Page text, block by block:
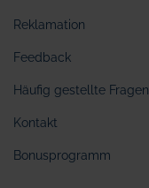
Reklamation
Feedback
Häufig gestellte Fragen
Kontakt
Bonusprogramm